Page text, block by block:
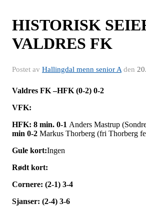
HISTORISK
VALDRES FK
Postet av Hallingdal menn senior A den
Valdres FK –HFK (0-2) 0-2
VFK:
HFK: 8 min. 0-1 Anders Mastrup
min 0-2 Markus Thorberg (fri Thorberg
Gule kort:Ingen
Rødt kort:
Cornere: (2-1) 3-4
Sjanser: (2-4) 3-6